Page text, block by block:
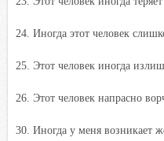
24. Иногда этот человек
25. Этот человек иногда
26. Этот человек напрасно
30. Иногда у меня возникает